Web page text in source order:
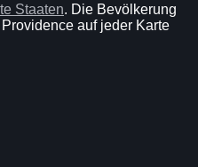
Staaten. Die Bevölkerung
auf jeder Karte